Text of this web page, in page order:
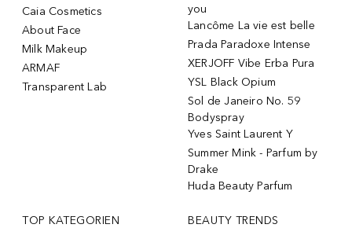
Caia Cosmetics
About Face
Milk Makeup
ARMAF
Transparent Lab
you
Lancôme La vie est belle
Prada Paradoxe Intense
XERJOFF Vibe Erba Pura
YSL Black Opium
Sol de Janeiro No. 59
Bodyspray
Yves Saint Laurent Y
Summer Mink - Parfum by
Drake
Huda Beauty Parfum
TOP KATEGORIEN BEAUTY TRENDS